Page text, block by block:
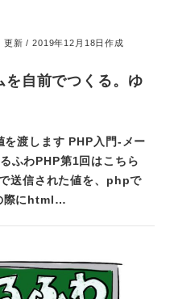
更新 / 2019年12月18日作成
を自前でつくる。ゆ
渡します PHP入門-メー
ふわPHP第1回はこちら
送信された値を、phpで
際にhtml…